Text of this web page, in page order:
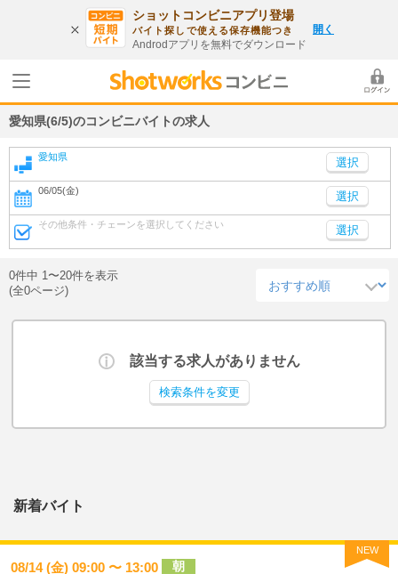
ショットコンビニアプリ登場
バイト探しで使える保存機能つき
Androdアプリを無料でダウンロード
開く
愛知県(6/5)のコンビニバイトの求人
愛知県
06/05(金) 選択
その他条件・チェーンを選択してください 選択
0件中 1〜20件を表示
(全0ページ)
該当する求人がありません
検索条件を変更
新着バイト
NEW
08/14 (金) 09:00 〜 13:00 朝